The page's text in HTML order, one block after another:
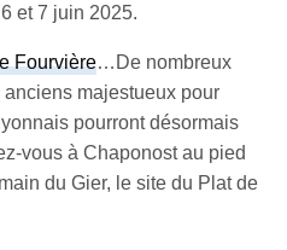
et 7 juin 2025.
Fourvière…De nombreux
majestueux pour
pourront désormais
vous à Chaponost au pied
du Gier, le site du Plat de